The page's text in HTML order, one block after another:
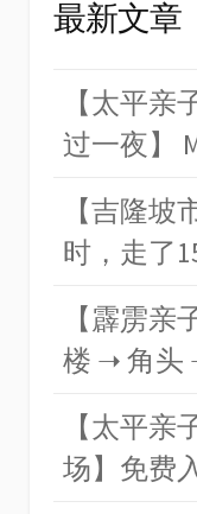
最新文章
【太平亲
过一夜】
【吉隆坡
时，走了
【霹雳
楼 ➝ 角头
【太平
场】免费